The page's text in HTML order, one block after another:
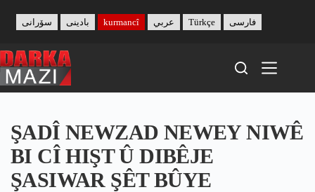
content
بادینی سۆرانی kurmancî عربي Türkçe فارسی
ŞADÎ NEWZAD NEWEY NIWÊ
BI CÎ HIŞT Û DIBÊJE
ŞASIWAR ŞÊT BÛYE